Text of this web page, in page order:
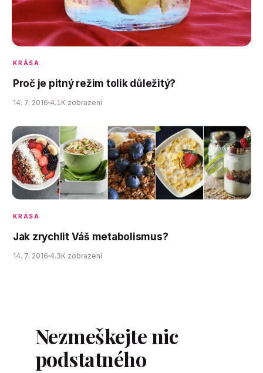
KRÁSA
Proč je pitný režim tolik důležitý?
14. 7. 2016 4.1K zobrazení
KRÁSA
Jak zrychlit Váš metabolismus?
14. 7. 2016 4.3K zobrazení
Nezmeškejte nic
podstatného